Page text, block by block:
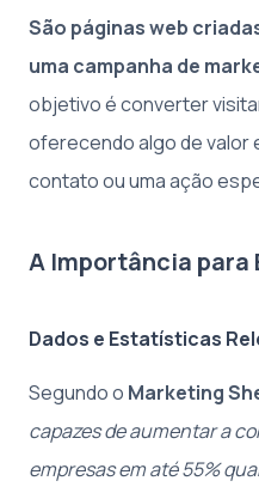
São páginas web
uma campanha de
objetivo é converter
oferecendo algo de valor
contato ou uma ação
A Importância para
Dados e Estatísticas
Segundo o Marketing
capazes de aumentar a
empresas em até 55%